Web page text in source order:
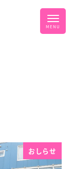
おしらせ